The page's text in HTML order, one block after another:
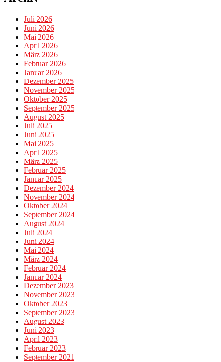
Juli 2026
Juni 2026
Mai 2026
April 2026
März 2026
Februar 2026
Januar 2026
Dezember 2025
November 2025
Oktober 2025
September 2025
August 2025
Juli 2025
Juni 2025
Mai 2025
April 2025
März 2025
Februar 2025
Januar 2025
Dezember 2024
November 2024
Oktober 2024
September 2024
August 2024
Juli 2024
Juni 2024
Mai 2024
März 2024
Februar 2024
Januar 2024
Dezember 2023
November 2023
Oktober 2023
September 2023
August 2023
Juni 2023
April 2023
Februar 2023
September 2021